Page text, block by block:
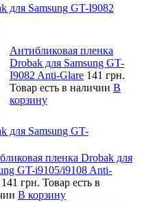
для Samsung GT-I9082
Антибликовая пленка
Drobak для Samsung GT-
I9082 Anti-Glare 141 грн.
Товар есть в наличии В
корзину
для Samsung GT-
пленка Drobak для
GT-i9105/i9108 Anti-
141 грн. Товар есть в
В корзину